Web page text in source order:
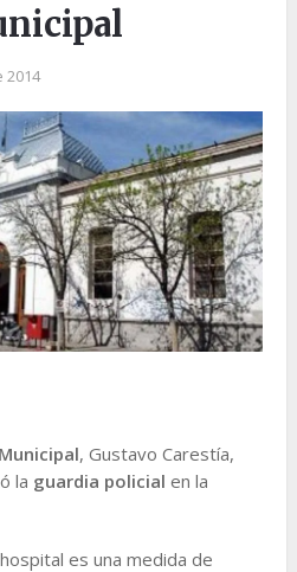
2014
, Gustavo Carestía,
la guardia policial en la
es una medida de